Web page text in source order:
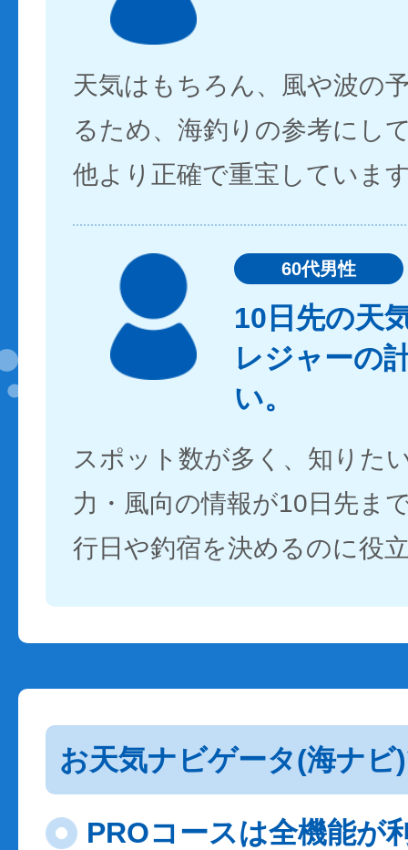
天気はもちろん、風や波の
るため、海釣りの参考にし
他より正確で重宝していま
60代男性
10日先の天
レジャーの
い。
スポット数が多く、知りた
力・風向の情報が10日先ま
行日や釣宿を決めるのに役
お天気ナビゲータ(海ナビ
PROコースは全機能が